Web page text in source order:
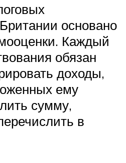
основано
Каждый
обязан
доходы,
ему
сумму,
в